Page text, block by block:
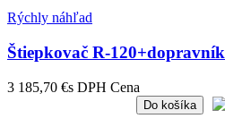
Rýchly náhľad
Štiepkovač R-120+dopravník
3 185,70 €s DPH Cena
Do košíka